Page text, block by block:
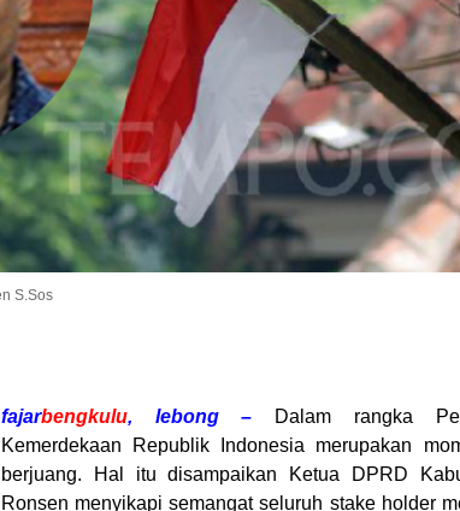
S.Sos
fajarbengkulu, lebong – Dalam rangka
Kemerdekaan Republik Indonesia merupakan
berjuang. Hal itu disampaikan Ketua DPRD
Ronsen menyikapi semangat seluruh stake holder